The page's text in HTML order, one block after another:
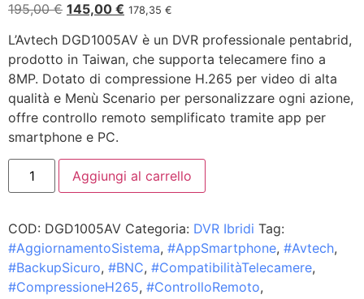
195,00€ 145,00 € 178,35 €
L’Avtech DGD1005AV è un DVR professionale pentabrid,
prodotto in Taiwan, che supporta telecamere fino a
8MP. Dotato di compressione H.265 per video di alta
qualità e Menù Scenario per personalizzare ogni azione,
offre controllo remoto semplificato tramite app per
smartphone e PC.
Aggiungi al carrello
COD: DGD1005AV Categoria: DVR Ibridi Tag:
#AggiornamentoSistema, #AppSmartphone, #Avtech,
#BackupSicuro, #BNC, #CompatibilitàTelecamere,
#CompressioneH265, #ControlloRemoto,